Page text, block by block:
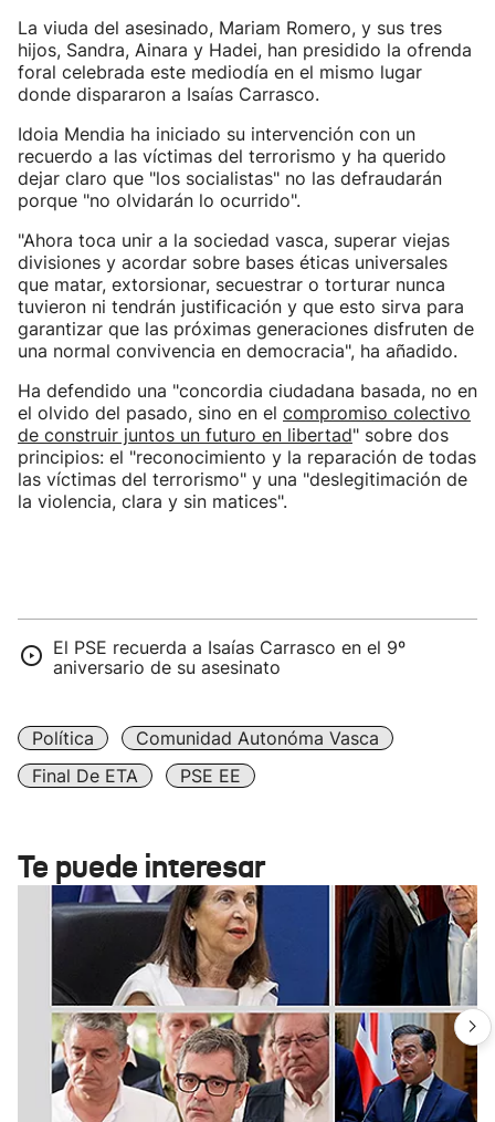
La viuda del asesinado, Mariam Romero, y sus tres
hijos, Sandra, Ainara y Hadei, han presidido la ofrenda
foral celebrada este mediodía en el mismo lugar
donde dispararon a Isaías Carrasco.
Idoia Mendia ha iniciado su intervención con un
recuerdo a las víctimas del terrorismo y ha querido
dejar claro que "los socialistas" no las defraudarán
porque "no olvidarán lo ocurrido".
"Ahora toca unir a la sociedad vasca, superar viejas
divisiones y acordar sobre bases éticas universales
que matar, extorsionar, secuestrar o torturar nunca
tuvieron ni tendrán justificación y que esto sirva para
garantizar que las próximas generaciones disfruten de
una normal convivencia en democracia", ha añadido.
Ha defendido una "concordia ciudadana basada, no en
el olvido del pasado, sino en el compromiso colectivo
de construir juntos un futuro en libertad" sobre dos
principios: el "reconocimiento y la reparación de todas
las víctimas del terrorismo" y una "deslegitimación de
la violencia, clara y sin matices".
El PSE recuerda a Isaías Carrasco en el 9º
aniversario de su asesinato
Política
Comunidad Autonóma Vasca
Final De ETA
PSE EE
Te puede interesar